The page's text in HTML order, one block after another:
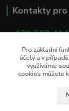
Kontakty
+ 420 603
info@eshop-
Pro základní
účely a v
využíváme
cookies můžete